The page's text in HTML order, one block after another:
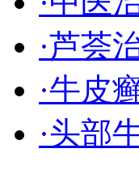
·芦荟
·牛皮
·头部